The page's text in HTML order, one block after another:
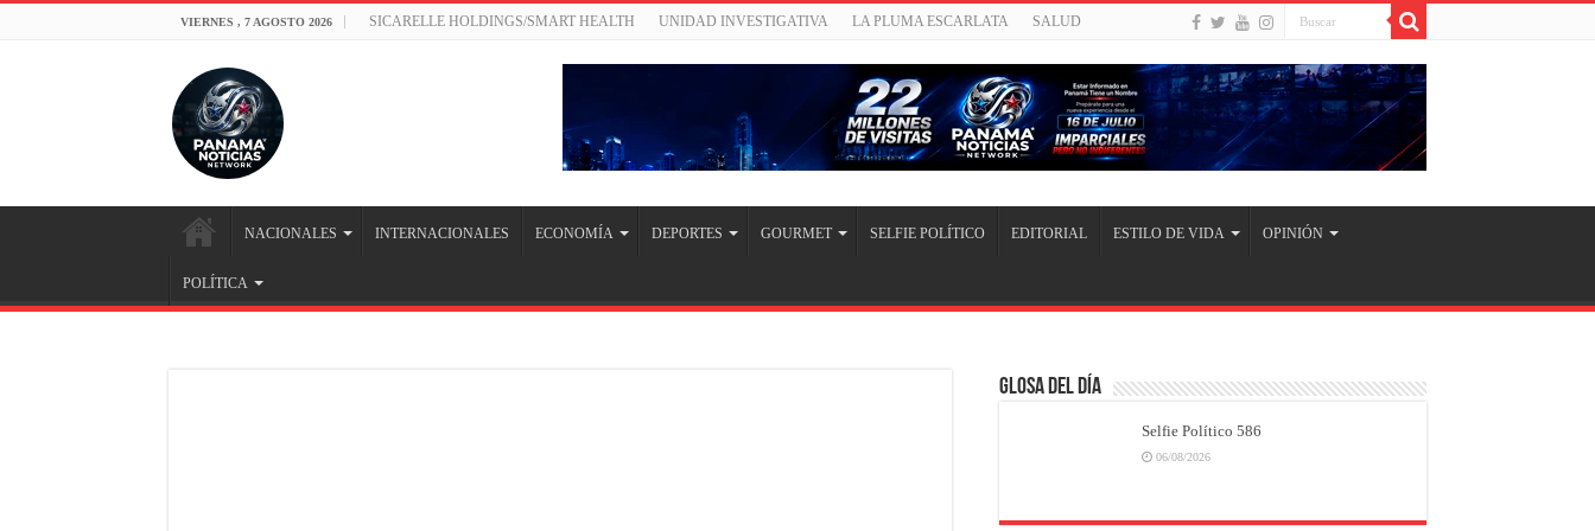
VIERNES , 7 AGOSTO 2026 SICARELLE HOLDINGS/SMART HEALTH UNIDAD INVESTIGATIVA LA PLUMA ESCARLATA SALUD
NACIONALES INTERNACIONALES ECONOMÍA DEPORTES GOURMET SELFIE POLÍTICO EDITORIAL ESTILO DE VIDA OPINIÓN
POLÍTICA
Glosa del Día
Selfie Político 586
06/08/2026